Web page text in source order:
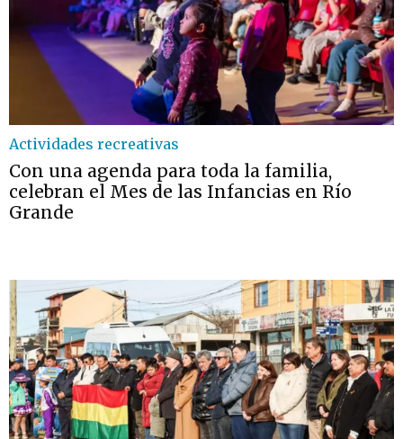
Actividades recreativas
Con una agenda para toda la familia,
celebran el Mes de las Infancias en Río
Grande